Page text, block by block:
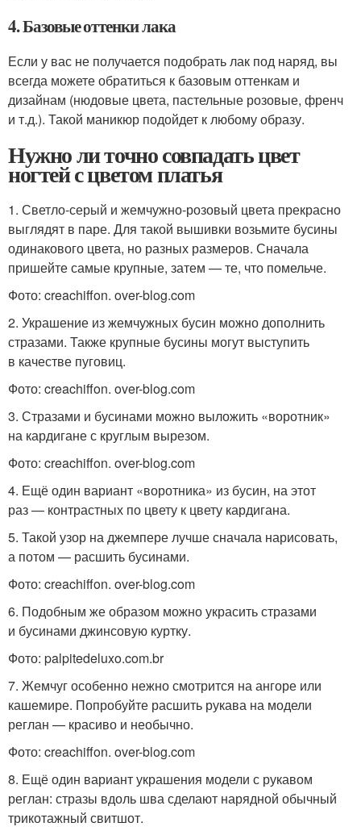
4. Базовые оттенки лака
Если у вас не получается подобрать лак под наряд, вы
всегда можете обратиться к базовым оттенкам и
дизайнам (нюдовые цвета, пастельные розовые, френч
и т.д.). Такой маникюр подойдет к любому образу.
Нужно ли точно совпадать цвет
ногтей с цветом платья
1. Светло-серый и жемчужно-розовый цвета прекрасно
выглядят в паре. Для такой вышивки возьмите бусины
одинакового цвета, но разных размеров. Сначала
пришейте самые крупные, затем — те, что помельче.
Фото: creachiffon. over-blog.com
2. Украшение из жемчужных бусин можно дополнить
стразами. Также крупные бусины могут выступить
в качестве пуговиц.
Фото: creachiffon. over-blog.com
3. Стразами и бусинами можно выложить «воротник»
на кардигане с круглым вырезом.
Фото: creachiffon. over-blog.com
4. Ещё один вариант «воротника» из бусин, на этот
раз — контрастных по цвету к цвету кардигана.
5. Такой узор на джемпере лучше сначала нарисовать,
а потом — расшить бусинами.
Фото: creachiffon. over-blog.com
6. Подобным же образом можно украсить стразами
и бусинами джинсовую куртку.
Фото: palpitedeluxo.com.br
7. Жемчуг особенно нежно смотрится на ангоре или
кашемире. Попробуйте расшить рукава на модели
реглан — красиво и необычно.
Фото: creachiffon. over-blog.com
8. Ещё один вариант украшения модели с рукавом
реглан: стразы вдоль шва сделают нарядной обычный
трикотажный свитшот.